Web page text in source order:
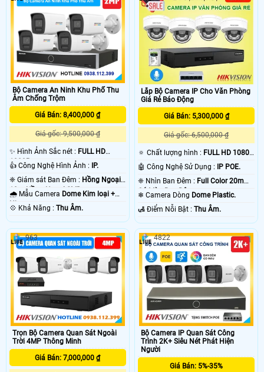
🖥 Camera chống trộm Hikvision hầu như loại camera nào cũng có khả
năng chống trộm Hikvision , tuy nhiên với những loại camera chống trộm
Hikvision không chuyên dụng thì có thể sẽ có những báo động giả khi
không có người, trên đây là những camera có báo động chống trộm
Hikvision với chức năng thông mình có nhiều ưu điểm và có thể cấu hình
để hạn chế tối đa báo động giả.
🎁 Có thể nóilắp camera có báo động chống trộmlà giải pháp để nâng cao
chất lượng cuộc sống. tuy nhiên camera báo động chống trộm Hikvision thì sẽ
không hoàn hảo bằng 1 bộ báo động chống trộm Hikvision chuyên nghiệp, vì
camera báo động chống trộm Hikvision sẽ có độ trể đáng kể khoảng 2- 3 phút
sau khi xẩy ra sự cố. chắc chắc camera nào cũng vậy thôi. vì ông nghệ báo
động chống trộm Hikvision của camera hoặt động thong qua mạng internet do
đó có độ trể là do mạng chứ không phải do thiết bị camera chống trộm
Hikvision . 💡
Bộ Camera An Ninh Khu Phố Thu
Âm Chống Trộm
Giá Bán: 8,400,000 ₫
Giá gốc: 9,500,000 ₫
✨ Hình Ảnh Sắc nét : FULL HD
1080P .
👍 Công Nghệ Hình Ảnh : IP.
❈ Giám sát Ban Đêm : Hồng Ngoại
10m Hồng Ngoại SMD.
🌧️ Mẫu Camera Dome Kim loại +
Nhựa.
️💠 Khả Năng : Thu Âm.
Lắp Bộ Camera IP Cho Văn Phòng
Giá Rẻ Báo Động
Giá Bán: 5,300,000 ₫
Giá gốc: 6,500,000 ₫
🔅 Chất lượng hình : FULL HD 1080P
.
🤖️ Công Nghệ Sử Dụng :
IP POE.
❈ Nhìn Ban Đêm : Full Color 20m
Có Màu Ban Ðêm.
❄ Camera Dòng Dome Plastic.
️🛃 Điểm Nỗi Bật :Thu Âm.
Trọn Bộ Camera Quan Sát Ngoài
Trời 4MP Thông Minh
Giá Bán: 7,000,000 ₫
963
Bộ Camera IP Quan Sát Công
Trình 2K+ Siêu Nét Phát Hiện
Người
Giá Bán: 5%-35%
4822